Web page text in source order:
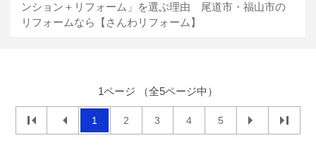
ンション＋リフォーム」を選ぶ理由 尾道市・福山市の
リフォームなら【さんわリフォーム】
1ページ （全5ページ中）
1 2 3 4 5